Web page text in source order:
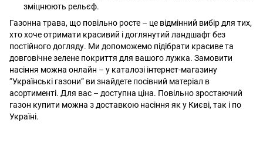
зміцнюють рельєф.
Газонна трава, що повільно росте – це відмінний вибір для тих,
хто хоче отримати красивий і доглянутий ландшафт без
постійного догляду. Ми допоможемо підібрати красиве та
довговічне зелене покриття для вашого лужка. Замовити
насіння можна онлайн – у каталозі інтернет-магазину
“Українські газони” ви знайдете посівний матеріал в
асортименті. Для вас – доступна ціна. Повільно зростаючий
газон купити можна з доставкою насіння як у Києві, так і по
Україні.